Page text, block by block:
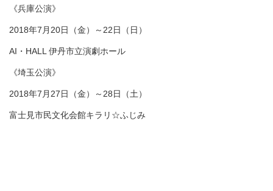
《兵庫公演》
2018年7月20日（金）～22日（日）
AI・HALL 伊丹市立演劇ホール
《埼玉公演》
2018年7月27日（金）～28日（土）
富士見市民文化会館キラリ☆ふじみ